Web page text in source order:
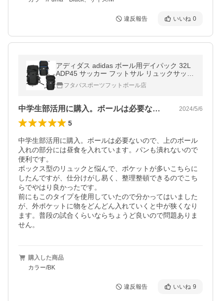
違反報告 いいね 0
アディダス adidas ボール用デイパック 32L
ADP45 サッカー フットサル リュックサック
練習 部活
フタバスポーツフットボール店
中学生部活用に購入。ボールは必要ないの… 2024/5/6
5
中学生部活用に購入。ボールは必要ないので、上のボール
入れの部分には昼食を入れています。パンも潰れないので
便利です。
ボックス型のリュックと悩んで、ポケットが多いこちらに
したんですが、仕分けがし易く、整理整頓できるのでこち
らでやはり良かったです。
前にもこのタイプを使用していたので分かってはいました
が、外ポケットに物をどんどん入れていくと中が狭くなり
ます。普段の試合くらいならちょうど良いので問題ありま
せん。
購入した商品
カラー/BK
違反報告 いいね 9